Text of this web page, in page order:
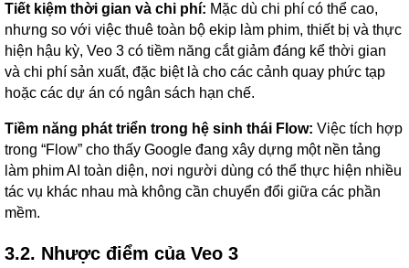
Tiết kiệm thời gian và chi phí: Mặc dù chi phí có thể cao,
nhưng so với việc thuê toàn bộ ekip làm phim, thiết bị và thực
hiện hậu kỳ, Veo 3 có tiềm năng cắt giảm đáng kể thời gian
và chi phí sản xuất, đặc biệt là cho các cảnh quay phức tạp
hoặc các dự án có ngân sách hạn chế.
Tiềm năng phát triển trong hệ sinh thái Flow: Việc tích hợp
trong “Flow” cho thấy Google đang xây dựng một nền tảng
làm phim AI toàn diện, nơi người dùng có thể thực hiện nhiều
tác vụ khác nhau mà không cần chuyển đổi giữa các phần
mềm.
3.2. Nhược điểm của Veo 3